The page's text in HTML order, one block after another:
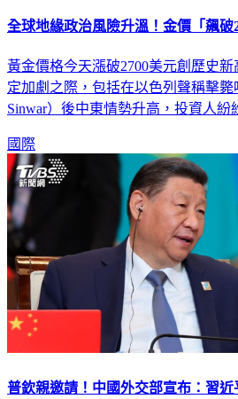
全球地緣政治風險升溫！金價「飆破
黃金價格今天漲破2700美元創歷史
定加劇之際，包括在以色列聲稱擊斃
Sinwar）後中東情勢升高，投資人紛
國際
普欽親邀請！中國外交部宣布：習近